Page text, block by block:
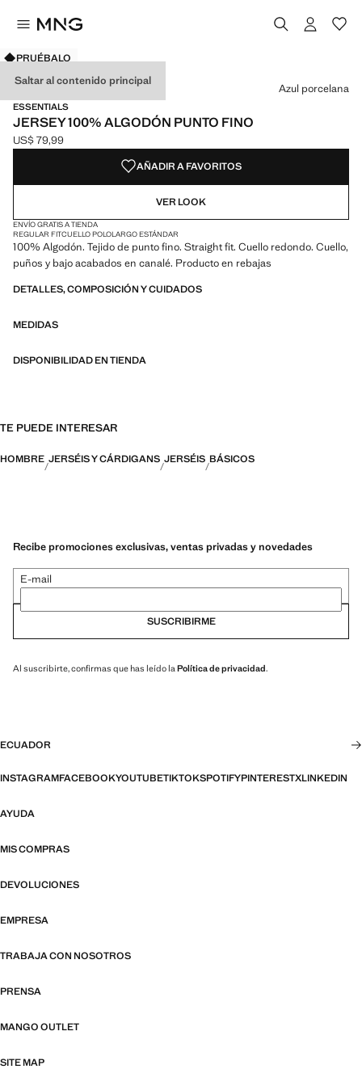
Saltar al contenido principal
PRUÉBALO
ESSENTIALS
JERSEY 100% ALGODÓN PUNTO FINO
Precio actual [US$ 79,99 ]
US$ 79,99
Selecciona un color
Color Azul porcelana seleccionado
Azul porcelana
AÑADIR A FAVORITOS
VER LOOK
ENVÍO GRATIS A TIENDA
REGULAR FITCUELLO POLOLARGO ESTÁNDAR
100% Algodón. Tejido de punto fino. Straight fit. Cuello redondo. Cuello,
puños y bajo acabados en canalé. Producto en rebajas
DETALLES, COMPOSICIÓN Y CUIDADOS
MEDIDAS
DISPONIBILIDAD EN TIENDA
TE PUEDE INTERESAR
HOMBRE JERSÉIS Y CÁRDIGANS JERSÉIS BÁSICOS
Recibe promociones exclusivas, ventas privadas y novedades
E-mail
SUSCRIBIRME
Al suscribirte, confirmas que has leído la Política de privacidad.
ECUADOR
INSTAGRAMFACEBOOKYOUTUBETIKTOKSPOTIFYPINTERESTXLINKEDIN
AYUDA
MIS COMPRAS
DEVOLUCIONES
EMPRESA
TRABAJA CON NOSOTROS
PRENSA
MANGO OUTLET
SITE MAP